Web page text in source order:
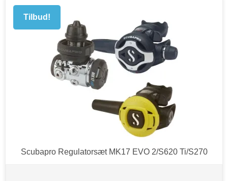
Tilbud!
Scubapro Regulatorsæt MK17 EVO 2/S620 Ti/S270